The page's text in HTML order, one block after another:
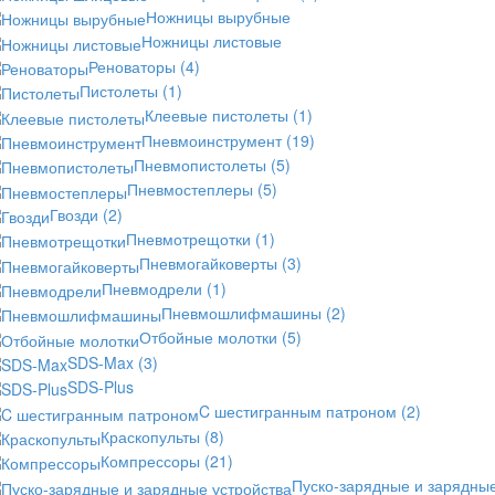
Ножницы вырубные
Ножницы листовые
Реноваторы (4)
Пистолеты (1)
Клеевые пистолеты (1)
Пневмоинструмент (19)
Пневмопистолеты (5)
Пневмостеплеры (5)
Гвозди (2)
Пневмотрещотки (1)
Пневмогайковерты (3)
Пневмодрели (1)
Пневмошлифмашины (2)
Отбойные молотки (5)
SDS-Max (3)
SDS-Plus
C шестигранным патроном (2)
Краскопульты (8)
Компрессоры (21)
Пуско-зарядные и